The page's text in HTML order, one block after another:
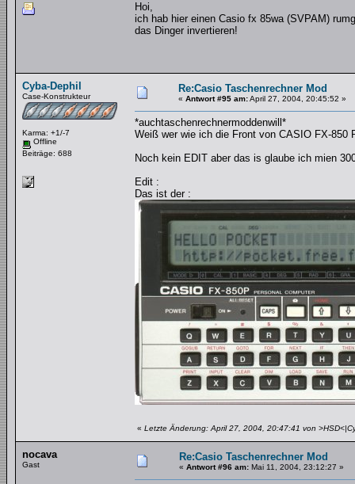
Hoi,
ich hab hier einen Casio fx 85wa (SVPAM)
das Dinger invertieren!
Cyba-Dephil
Case-Konstrukteur
Karma: +1/-7
Offline
Beiträge: 688
Re:Casio Taschenrechner Mod
« Antwort #95 am:April 27, 2004, 20:45:52 »
*auchtaschenrechnermoddenwill*
Weiß wer wie ich die Front von CASIO FX-850
Noch kein EDIT aber das is glaube ich mien
Edit :
Das ist der :
« Letzte Änderung: April 27, 2004, 20:47:41 von
nocava
Gast
Re:Casio Taschenrechner Mod
« Antwort #96 am: Mai 11, 2004, 23:12:27 »